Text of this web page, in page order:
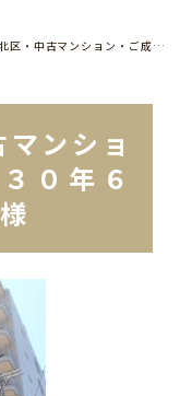
横浜市港北区・中古マンション・ご成約（平成３０年６月） Ｓ ・ Ｕ 様
ンショ
０年６